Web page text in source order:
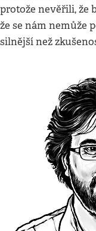
protože nevěřili, že
že se nám nemůže
silnější než